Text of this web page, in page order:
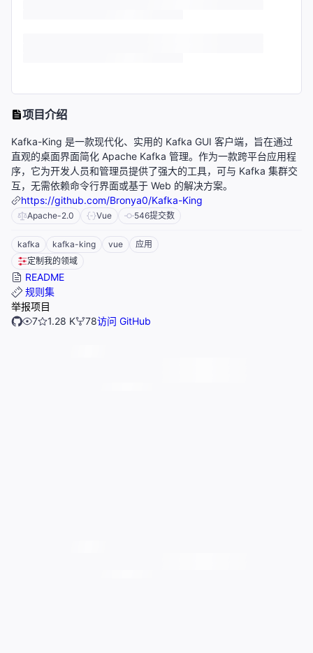
项目介绍
Kafka-King 是一款现代化、实用的 Kafka GUI 客户端，旨在通过
直观的桌面界面简化 Apache Kafka 管理。作为一款跨平台应用程
序，它为开发人员和管理员提供了强大的工具，可与 Kafka 集群交
互，无需依赖命令行界面或基于 Web 的解决方案。
https://github.com/Bronya0/Kafka-King
Apache-2.0 Vue 546提交数
kafka kafka-king vue
应用
定制我的领域
README
规则集
举报项目
7
1.28 K 78访问 GitHub